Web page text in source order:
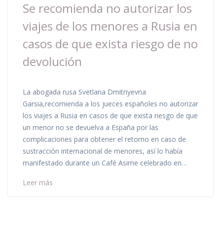
Se recomienda no autorizar los
viajes de los menores a Rusia en
casos de que exista riesgo de no
devolución
La abogada rusa Svetlana Dmitriyevna
Garsia,recomienda a los jueces españoles no autorizar
los viajes a Rusia en casos de que exista riesgo de que
un menor no se devuelva a España por las
complicaciones para obtener el retorno en caso de
sustracción internacional de menores, así lo había
manifestado durante un Café Asime celebrado en…
Leer más